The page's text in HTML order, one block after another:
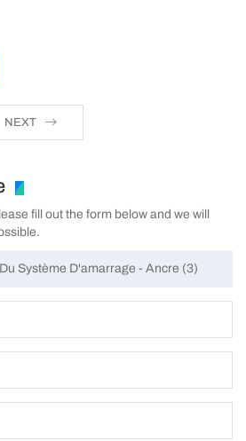
NEXT
fill out the form below and we will